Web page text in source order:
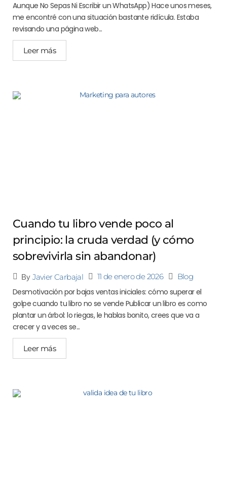
Aunque No Sepas Ni Escribir un WhatsApp) Hace unos meses,
me encontré con una situación bastante ridícula. Estaba
revisando una página web...
Leer más
Cuando tu libro vende poco al
principio: la cruda verdad (y cómo
sobrevivirla sin abandonar)
By Javier Carbajal 11 de enero de 2026 Blog
Desmotivación por bajas ventas iniciales: cómo superar el
golpe cuando tu libro no se vende Publicar un libro es como
plantar un árbol: lo riegas, le hablas bonito, crees que va a
crecer y a veces se...
Leer más